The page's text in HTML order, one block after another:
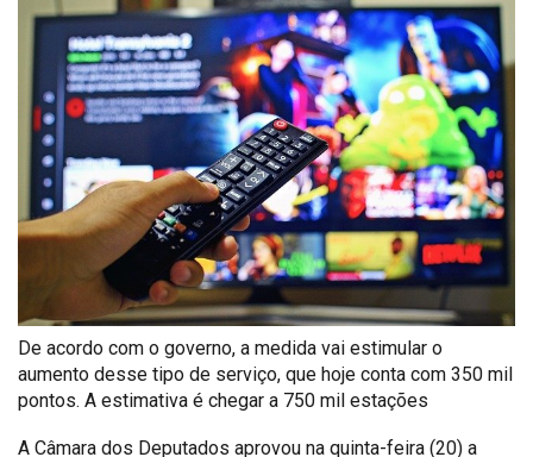
De acordo com o governo, a medida vai estimular o
aumento desse tipo de serviço, que hoje conta com 350 mil
pontos. A estimativa é chegar a 750 mil estações
A Câmara dos Deputados aprovou na quinta-feira (20) a